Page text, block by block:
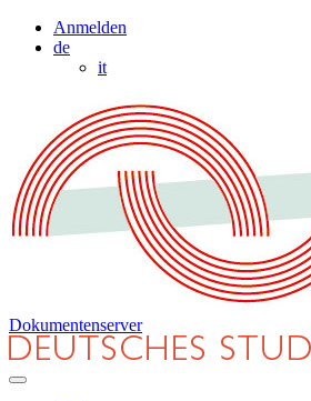
Anmelden
de
it
Dokumentenserver